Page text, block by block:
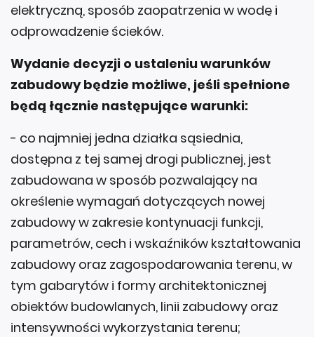
elektryczną, sposób zaopatrzenia w wodę i
odprowadzenie ścieków.
Wydanie decyzji o ustaleniu warunków
zabudowy będzie możliwe, jeśli spełnione
będą łącznie następujące warunki:
- co najmniej jedna działka sąsiednia,
dostępna z tej samej drogi publicznej, jest
zabudowana w sposób pozwalający na
określenie wymagań dotyczących nowej
zabudowy w zakresie kontynuacji funkcji,
parametrów, cech i wskaźników kształtowania
zabudowy oraz zagospodarowania terenu, w
tym gabarytów i formy architektonicznej
obiektów budowlanych, linii zabudowy oraz
intensywności wykorzystania terenu;